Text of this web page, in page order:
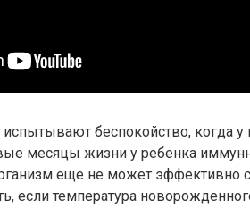
беспокойство, когда
месяцы жизни у ребенка
еще не может эффективно
если температура